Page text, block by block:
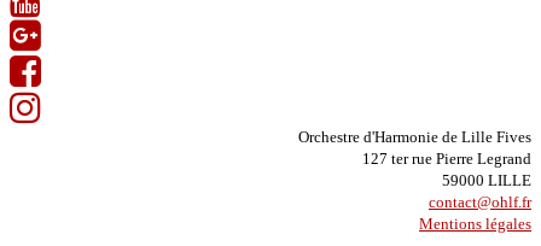
Orchestre d'Harmonie de Lille Fives
127 ter rue Pierre Legrand
59000 LILLE
contact@ohlf.fr
Mentions légales